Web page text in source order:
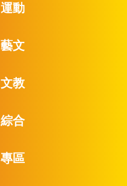
運動
藝文
文教
綜合
專區